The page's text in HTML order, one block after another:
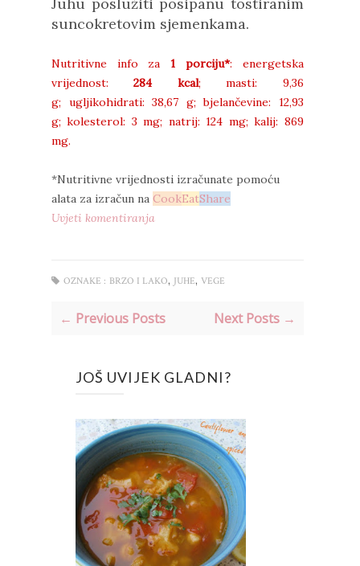
Juhu poslužiti posipanu tostiranim
suncokretovim sjemenkama.
Nutritivne info za1 porciju*: energetska
vrijednost:284 kcal;masti: 9,36
g; ugljikohidrati: 38,67 g;bjelančevine: 12,93
g;kolesterol: 3 mg; natrij: 124 mg;kalij: 869
mg.
*Nutritivne vrijednosti izračunate pomoću
alata za izračun na CookEatShare
Uvjeti komentiranja
OZNAKE : BRZO I LAKO, JUHE, VEGE
← Previous Posts Next Posts →
JOŠ UVIJEK GLADNI?